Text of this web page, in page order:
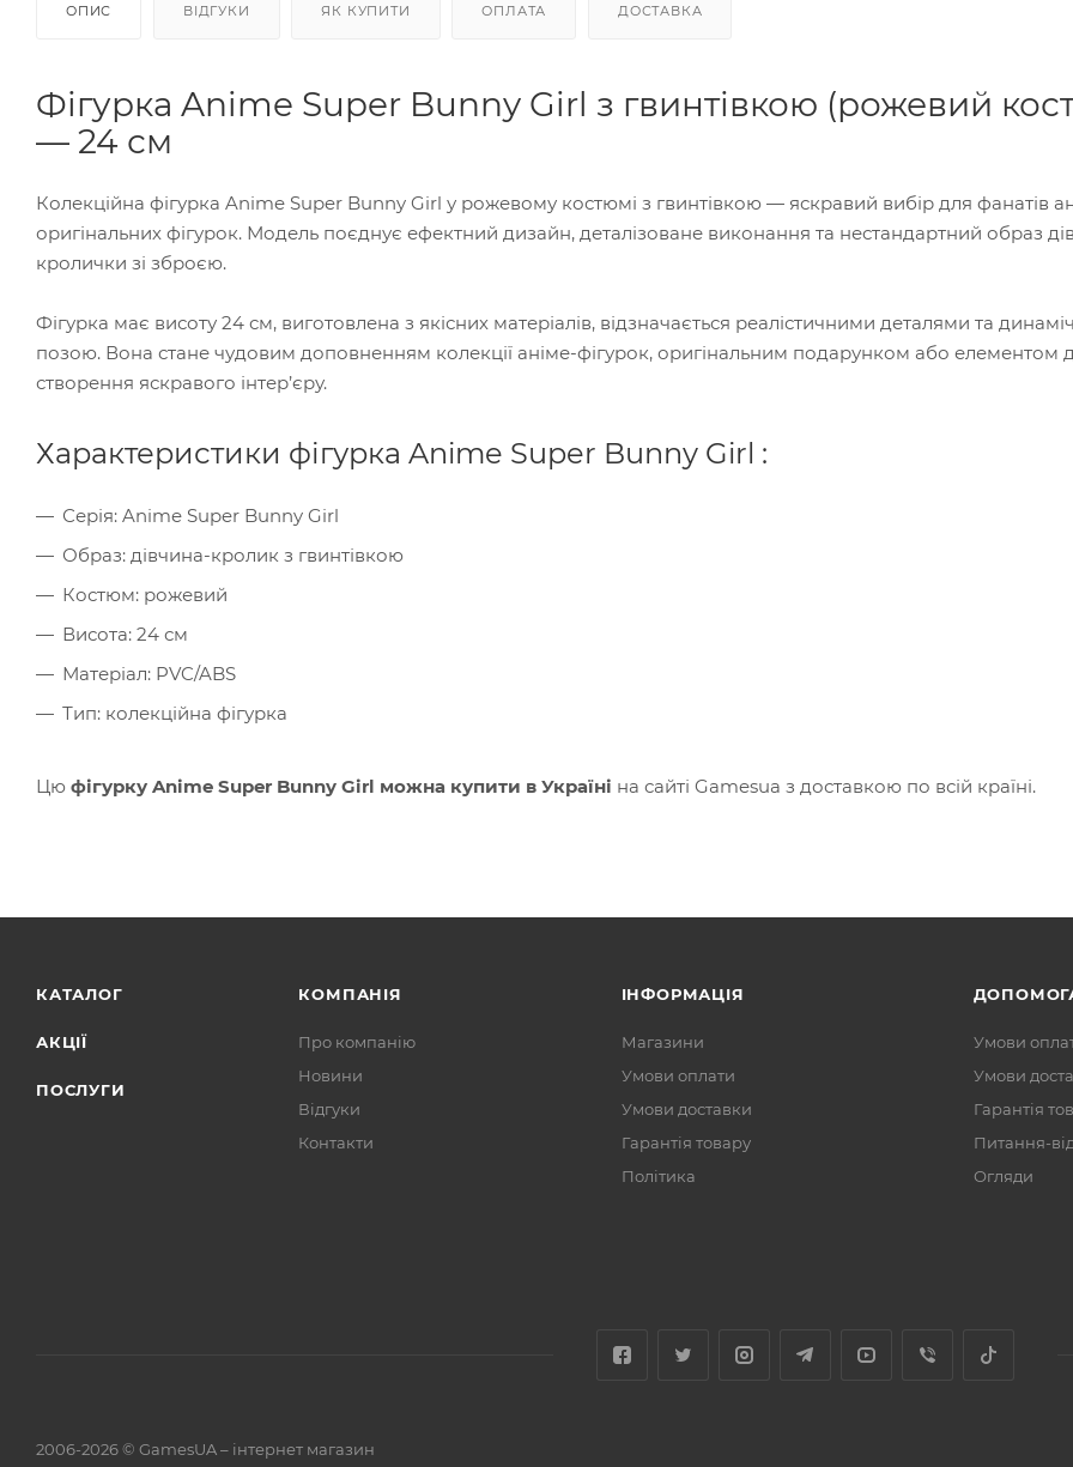
ОПИС ВІДГУКИ ЯК КУПИТИ ОПЛАТА ДОСТАВКА
Фігурка Anime Super Bunny Girl з гвинтівкою (рожевий
— 24 см
Колекційна фігурка Anime Super Bunny Girl у рожевому костюмі з гвинтівкою — яскравий вибір для фанатів
оригінальних фігурок. Модель поєднує ефектний дизайн, деталізоване виконання та нестандартний образ
кролички зі зброєю.
Фігурка має висоту 24 см, виготовлена з якісних матеріалів, відзначається реалістичними деталями та
позою. Вона стане чудовим доповненням колекції аніме-фігурок, оригінальним подарунком або елементом
створення яскравого інтер’єру.
Характеристики фігурка Anime Super Bunny Girl :
Серія: Anime Super Bunny Girl
Образ: дівчина-кролик з гвинтівкою
Костюм: рожевий
Висота: 24 см
Матеріал: PVC/ABS
Тип: колекційна фігурка
Цю фігурку Anime Super Bunny Girl можна купити в Україні на сайті Gamesua з доставкою по всій країні.
КАТАЛОГ
АКЦІЇ
ПОСЛУГИ
КОМПАНІЯ
Про компанію
Новини
Відгуки
Контакти
ІНФОРМАЦІЯ
Магазини
Умови оплати
Умови доставки
Гарантія товару
Політика
Умови
Умови
Гарантія
Питання-
Огляди
2006-2026 © GamesUA – інтернет магазин